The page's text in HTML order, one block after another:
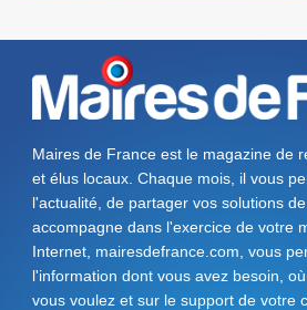
Maires de France est le magazine de
et élus locaux. Chaque mois, il vous
l'actualité, de partager vos solutions
accompagne dans l'exercice de votre
Internet, mairesdefrance.com, vous
l'information dont vous avez besoin,
vous voulez et sur le support de votre